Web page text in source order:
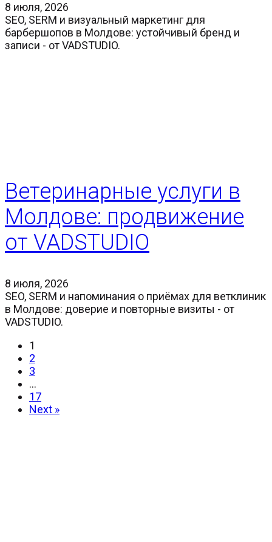
8 июля, 2026
SEO, SERM и визуальный маркетинг для
барбершопов в Молдове: устойчивый бренд и
записи - от VADSTUDIO.
Ветеринарные услуги в
Молдове: продвижение
от VADSTUDIO
8 июля, 2026
SEO, SERM и напоминания о приёмах для ветклиник
в Молдове: доверие и повторные визиты - от
VADSTUDIO.
1
2
3
…
17
Next »